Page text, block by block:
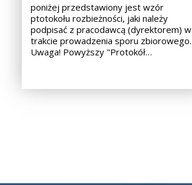
poniżej przedstawiony jest wzór
ptotokołu rozbieżności, jaki należy
podpisać z pracodawcą (dyrektorem) w
trakcie prowadzenia sporu zbiorowego.
Uwaga! Powyższy "Protokół…